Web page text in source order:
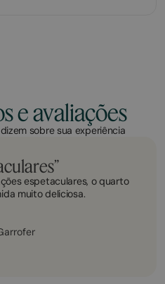
e avaliações
sobre sua experiência
espetaculares, o quarto
muito deliciosa.